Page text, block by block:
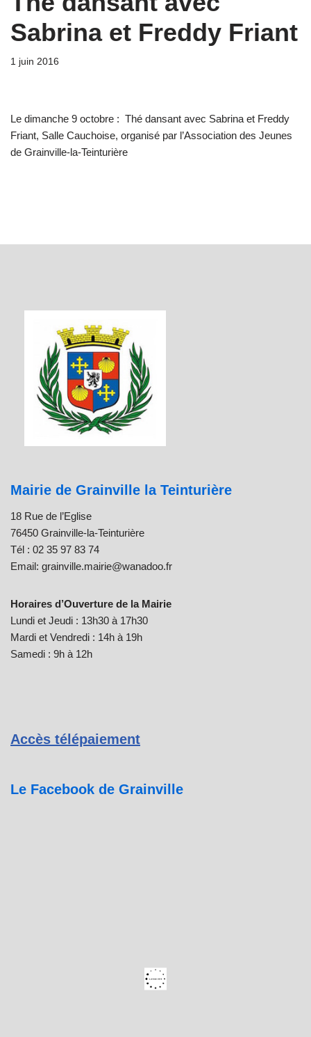
Sabrina et Freddy Friant
1 juin 2016
Le dimanche 9 octobre : Thé dansant avec Sabrina et Freddy
Friant, Salle Cauchoise, organisé par l’Association des Jeunes
de Grainville-la-Teinturière
Mairie de Grainville la Teinturière
18 Rue de l’Eglise
76450 Grainville-la-Teinturière
Tél : 02 35 97 83 74
Email: grainville.mairie@wanadoo.fr
Horaires d’Ouverture de la Mairie
Lundi et Jeudi : 13h30 à 17h30
Mardi et Vendredi : 14h à 19h
Samedi : 9h à 12h
Accès télépaiement
Le Facebook de Grainville